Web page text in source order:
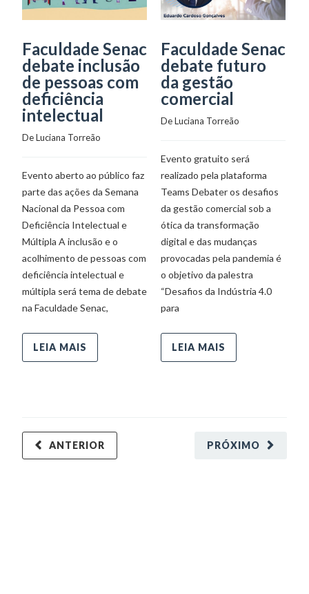
Faculdade Senac
debate inclusão
de pessoas com
deficiência
intelectual
De Luciana Torreão
Evento aberto ao público faz
parte das ações da Semana
Nacional da Pessoa com
Deficiência Intelectual e
Múltipla A inclusão e o
acolhimento de pessoas com
deficiência intelectual e
múltipla será tema de debate
na Faculdade Senac,
LEIA MAIS
Faculdade Senac
debate futuro
da gestão
comercial
De Luciana Torreão
Evento gratuito será
realizado pela plataforma
Teams Debater os desafios
da gestão comercial sob a
ótica da transformação
digital e das mudanças
provocadas pela pandemia é
o objetivo da palestra
“Desafios da Indústria 4.0
para
LEIA MAIS
PRÓXIMO
ANTERIOR